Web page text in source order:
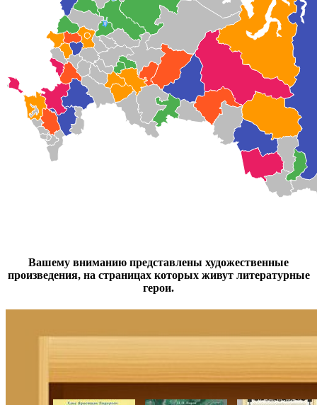
Вашему вниманию представлены художественные
произведения, на страницах которых живут литературные
герои.